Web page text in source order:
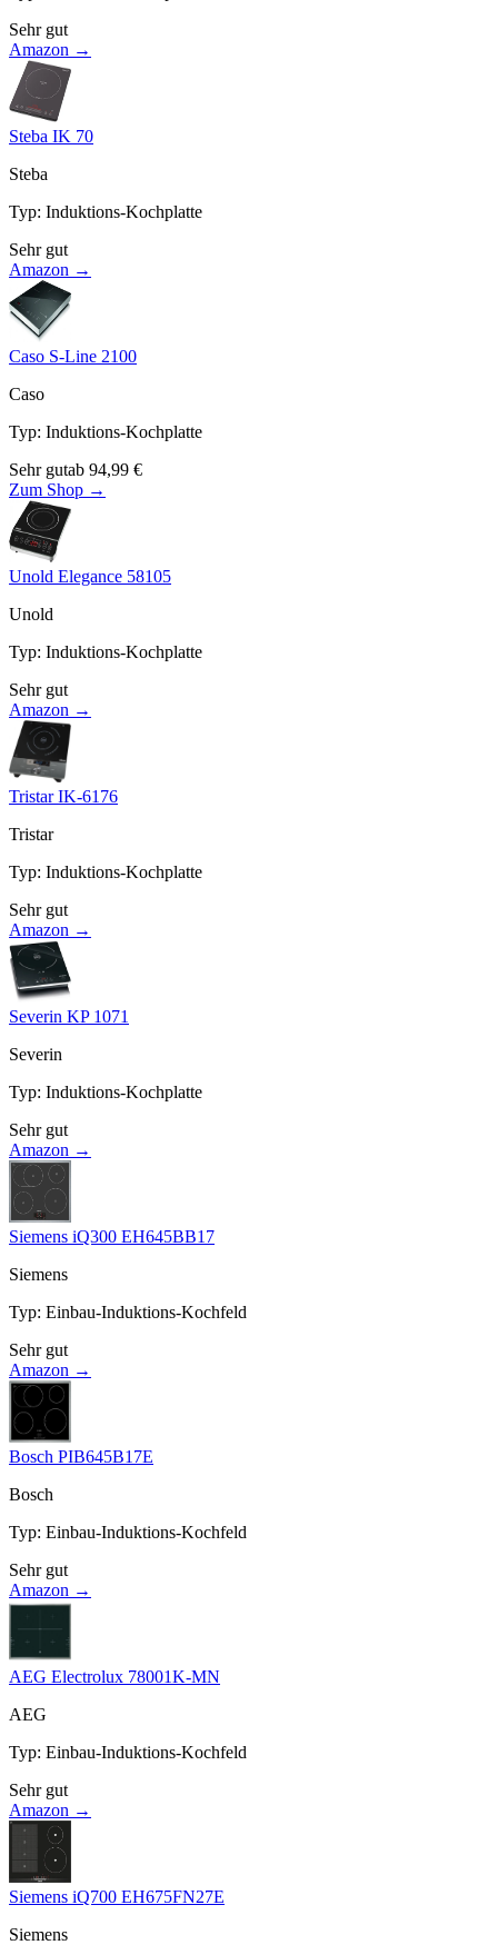
Sehr gut
Amazon →
Steba IK 70
Steba
Typ: Induktions-Kochplatte
Sehr gut
Amazon →
Caso S-Line 2100
Caso
Typ: Induktions-Kochplatte
Sehr gutab 94,99 €
Zum Shop →
Unold Elegance 58105
Unold
Typ: Induktions-Kochplatte
Sehr gut
Amazon →
Tristar IK-6176
Tristar
Typ: Induktions-Kochplatte
Sehr gut
Amazon →
Severin KP 1071
Severin
Typ: Induktions-Kochplatte
Sehr gut
Amazon →
Siemens iQ300 EH645BB17
Siemens
Typ: Einbau-Induktions-Kochfeld
Sehr gut
Amazon →
Bosch PIB645B17E
Bosch
Typ: Einbau-Induktions-Kochfeld
Sehr gut
Amazon →
AEG Electrolux 78001K-MN
AEG
Typ: Einbau-Induktions-Kochfeld
Sehr gut
Amazon →
Siemens iQ700 EH675FN27E
Siemens